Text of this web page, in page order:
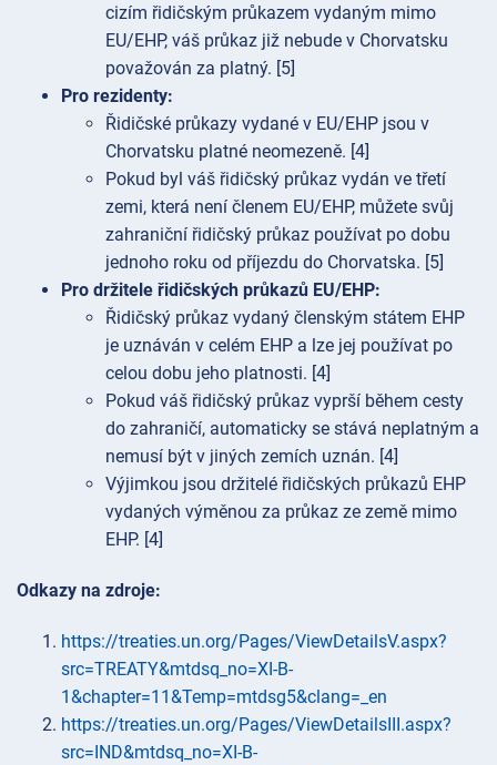
cizím řidičským průkazem vydaným mimo
EU/EHP, váš průkaz již nebude v Chorvatsku
považován za platný. [5]
Pro rezidenty:
Řidičské průkazy vydané v EU/EHP jsou v
Chorvatsku platné neomezeně. [4]
Pokud byl váš řidičský průkaz vydán ve třetí
zemi, která není členem EU/EHP, můžete svůj
zahraniční řidičský průkaz používat po dobu
jednoho roku od příjezdu do Chorvatska. [5]
Pro držitele řidičských průkazů EU/EHP:
Řidičský průkaz vydaný členským státem EHP
je uznáván v celém EHP a lze jej používat po
celou dobu jeho platnosti. [4]
Pokud váš řidičský průkaz vyprší během cesty
do zahraničí, automaticky se stává neplatným a
nemusí být v jiných zemích uznán. [4]
Výjimkou jsou držitelé řidičských průkazů EHP
vydaných výměnou za průkaz ze země mimo
EHP. [4]
Odkazy na zdroje:
https://treaties.un.org/Pages/ViewDetailsV.aspx?
src=TREATY&mtdsq_no=XI-B-
1&chapter=11&Temp=mtdsg5&clang=_en
https://treaties.un.org/Pages/ViewDetailsIII.aspx?
src=IND&mtdsq_no=XI-B-